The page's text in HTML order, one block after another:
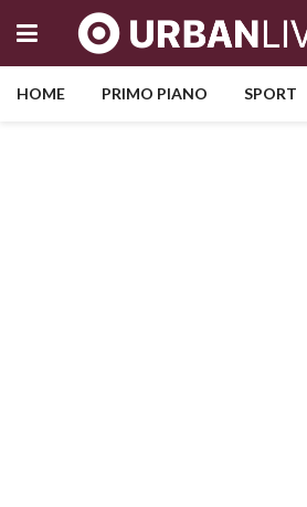
HOME PRIMO PIANO SPORT